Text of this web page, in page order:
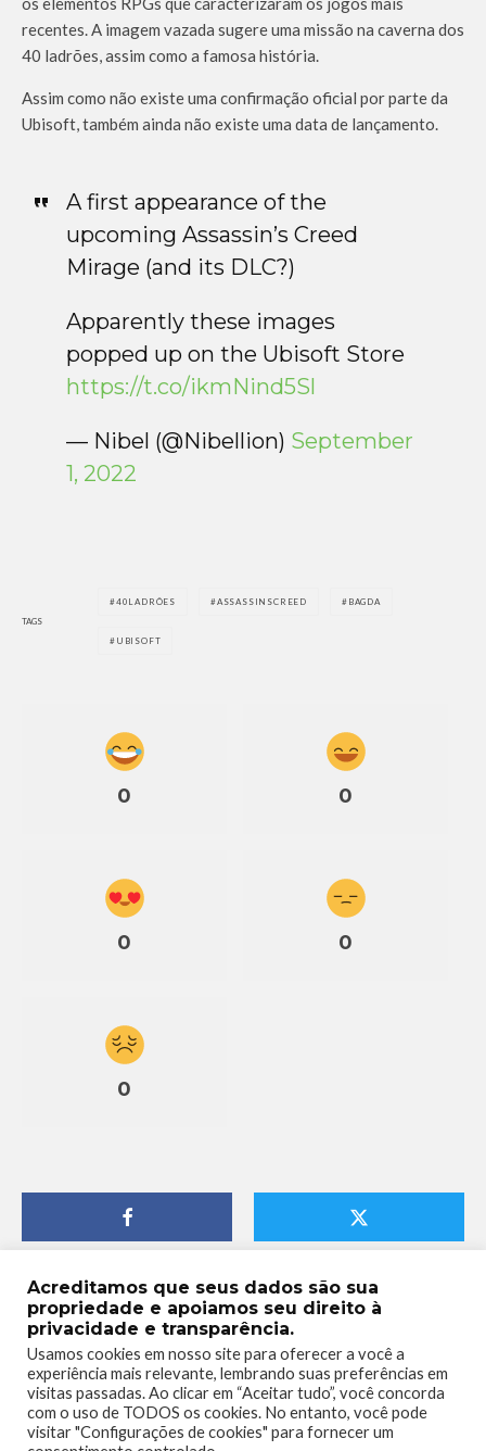
recentes. A imagem vazada sugere uma missão na caverna dos
40 ladrões, assim como a famosa história.
Assim como não existe uma confirmação oficial por parte da
Ubisoft, também ainda não existe uma data de lançamento.
A first appearance of the
upcoming Assassin’s Creed
Mirage (and its DLC?)
Apparently these images
popped up on the Ubisoft Store
https://t.co/ikmNind5Sl
— Nibel (@Nibellion) September
1, 2022
TAGS
40LADRÕES ASSASSINSCREED BAGDA
UBISOFT
0 0
0 0
0
Acreditamos que seus dados são sua
propriedade e apoiamos seu direito à
privacidade e transparência.
Usamos cookies em nosso site para oferecer a você a
experiência mais relevante, lembrando suas preferências em
visitas passadas. Ao clicar em “Aceitar tudo”, você concorda
com o uso de TODOS os cookies. No entanto, você pode
visitar "Configurações de cookies" para fornecer um